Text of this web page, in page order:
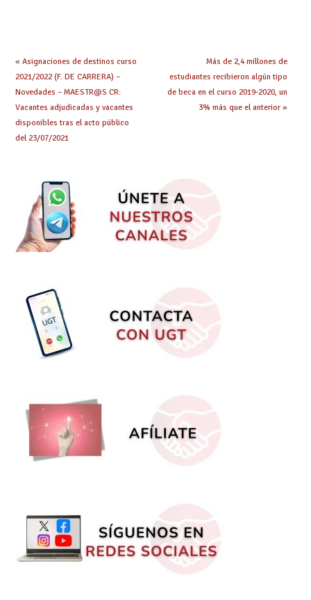
« Asignaciones de destinos curso
2021/2022 (F. DE CARRERA) –
Novedades – MAESTR@S CR:
Vacantes adjudicadas y vacantes
disponibles tras el acto público
del 23/07/2021
Más de 2,4 millones de
estudiantes recibieron algún tipo
de beca en el curso 2019-2020, un
3% más que el anterior»